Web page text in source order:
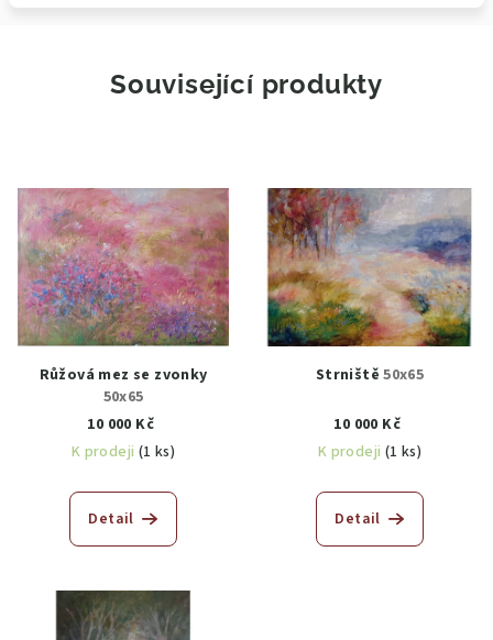
Související produkty
Růžová mez se zvonky
50x65
10 000 Kč
K prodeji (1 ks)
Detail
Strniště50x65
10 000 Kč
K prodeji (1 ks)
Detail